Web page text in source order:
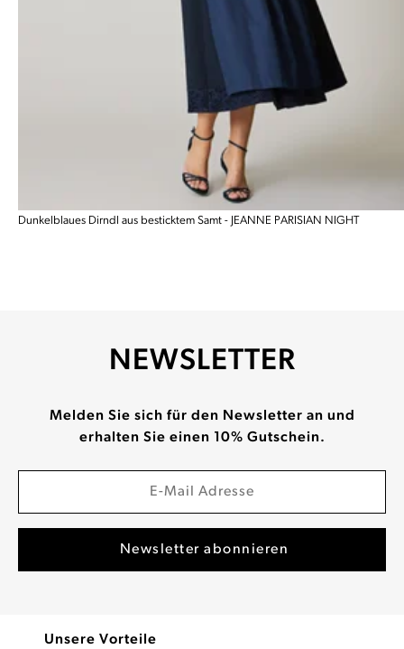
Dunkelblaues Dirndl aus besticktem Samt - JEANNE PARISIAN NIGHT
NEWSLETTER
Melden Sie sich für den Newsletter an und
erhalten Sie einen 10% Gutschein.
Unsere Vorteile